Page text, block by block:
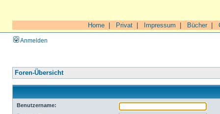
Home Privat Impressum Bücher|
Anmelden
Foren-Übersicht
Benutzername: